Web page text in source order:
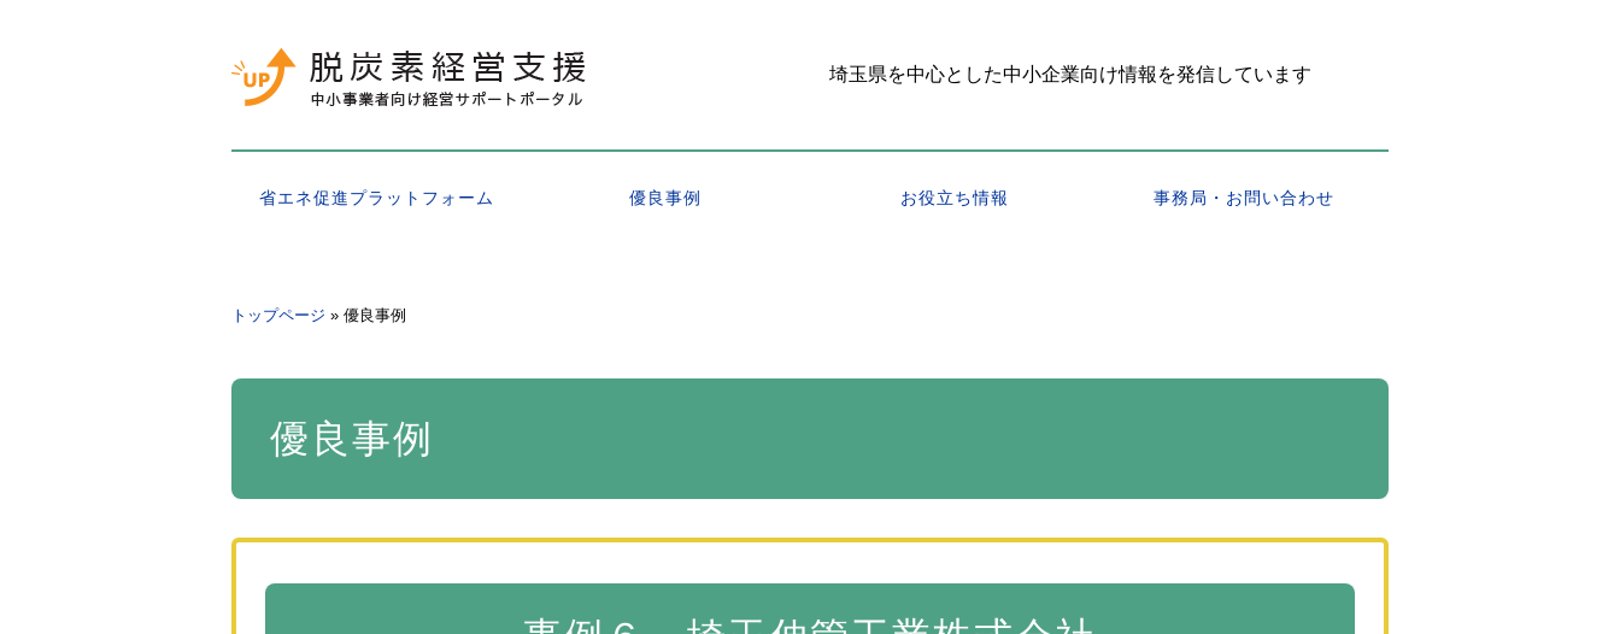
埼玉県を中心とした中小企業向け情報を発信しています
省エネ促進プラットフォーム 優良事例 お役立ち情報 事務局・お問い合わせ
トップページ 優良事例
優良事例